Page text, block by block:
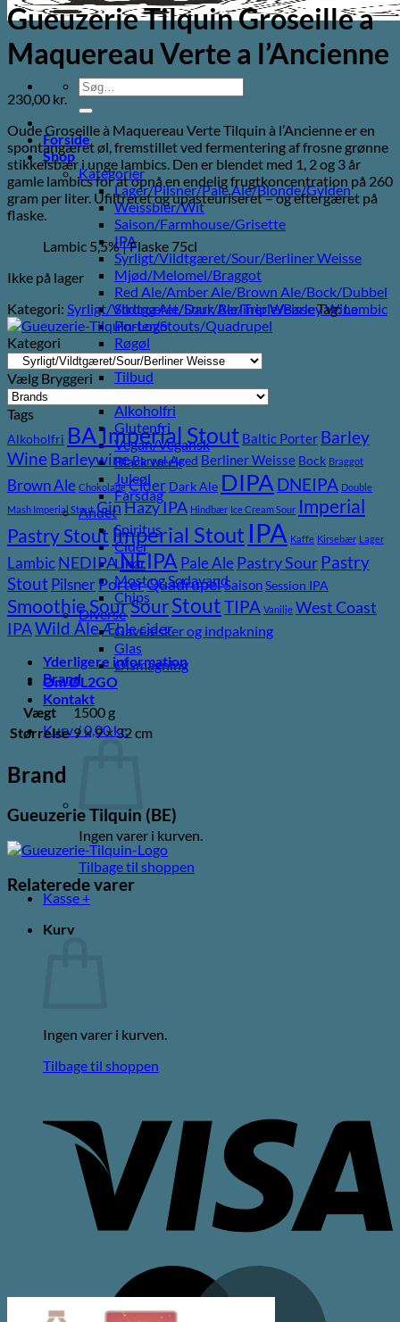
Søg
efter:
Forside
Shop
Kategorier
Lager/Pilsner/Pale Ale/Blonde/Gylden
Weissbier/Wit
Saison/Farmhouse/Grisette
IPA
Syrligt/Vildtgæret/Sour/Berliner Weisse
Mjød/Melomel/Braggot
Red Ale/Amber Ale/Brown Ale/Bock/Dubbel
Strong Ale/Dark Ale/Triple/Barley Wine
Porter/Stouts/Quadrupel
Røgøl
Øl
Tilbud
6pack2go
Alkoholfri
Glutenfri
Vegan/Vegansk
Black week
Juleøl
Farsdag
Andet
Spiritus
Cider
Likør
Most og Sodavand
Chips
Diverse
Gaveæsker og indpakning
Glas
Ølsmagning
Om ØL2GO
Kontakt
Kurv /0,00kr.
Ingen varer i kurven.
Tilbage til shoppen
Kasse +
Kurv
Ingen varer i kurven.
Tilbage til shoppen
Gueuzerie Tilquin Groseille a
Maquereau Verte a l’Ancienne
230,00 kr.
Oude Groseille à Maquereau Verte Tilquin à l’Ancienne er en
spontangæret øl, fremstillet ved fermentering af frosne grønne
stikkelsbær i unge lambics. Den er blendet med 1, 2 og 3 år
gamle lambics for at opnå en endelig frugtkoncentration på 260
gram per liter. Ufiltreret og upasteuriseret – og eftergæret på
flaske.
Lambic 5,5% | Flaske 75cl
Ikke på lager
Kategori: Syrligt/Vildtgæret/Sour/Berliner WeisseTag:Lambic
Kategori
Vælg Bryggeri
Tags
Alkoholfri BA Imperial Stout Baltic Porter Barley
Wine BarleywineBarrel Aged Berliner Weisse Bock Braggot
Brown Ale Chokolade Cider Dark Ale DIPA DNEIPA Double
Mash Imperial Stout GinHazy IPA Hindbær Ice Cream Sour Imperial
Pastry Stout Imperial Stout IPA Kaffe Kirsebær Lager
Lambic NEDIPANEIPA Pale Ale Pastry Sour Pastry
Stout Pilsner PorterQuadrupelSaisonSession IPA
Smoothie SourSourStoutTIPA Vanilje West Coast
IPAWild AleÆble cider
Yderligere information
Brand
Vægt
1500 g
Størrelse 9 × 9 × 32 cm
Brand
Gueuzerie Tilquin (BE)
Relaterede varer